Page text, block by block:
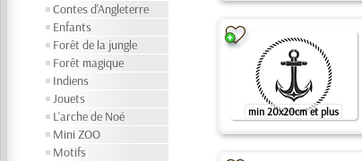
Contes d'Angleterre
Enfants
Forêt de la jungle
Forêt magique
Indiens
Jouets
L'arche de Noé
Mini ZOO
Motifs
min 20x20cm et plus